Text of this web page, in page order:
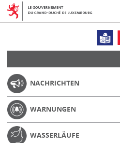
NACHRICHTEN
WARNUNGEN
WASSERLÄUFE